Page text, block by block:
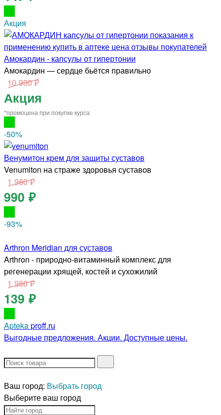
Акция
Амокардин - капсулы от гипертонии
Амокардин — сердце бьётся правильно
10 990 ₽
Акция
*промоцена при покупке курса
-50%
Венумитон крем для защиты суставов
Venumiton на страже здоровья суставов
1 980 ₽
990 ₽
-93%
Arthron Meridian для суставов
Arthron - природно-витаминный комплекс для
регенерации хрящей, костей и сухожилий
1 980 ₽
139 ₽
Aptekaproff.ru
Выгодные предложения. Акции. Доступные цены.
Ваш город: Выбрать город
Выберите ваш город